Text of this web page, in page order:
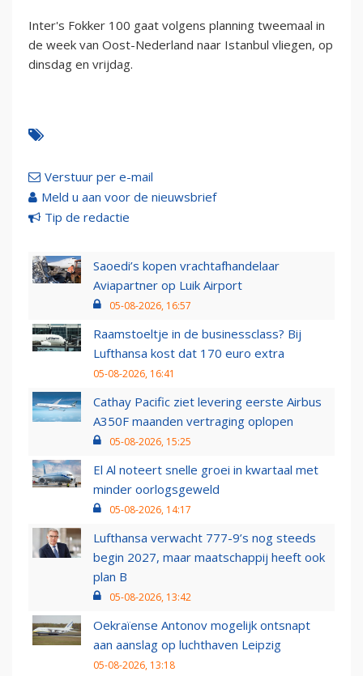
Inter's Fokker 100 gaat volgens planning tweemaal in
de week van Oost-Nederland naar Istanbul vliegen, op
dinsdag en vrijdag.
Verstuur per e-mail
Meld u aan voor de nieuwsbrief
Tip de redactie
Saoedi’s kopen vrachtafhandelaar
Aviapartner op Luik Airport
05-08-2026, 16:57
Raamstoeltje in de businessclass? Bij
Lufthansa kost dat 170 euro extra
05-08-2026, 16:41
Cathay Pacific ziet levering eerste Airbus
A350F maanden vertraging oplopen
05-08-2026, 15:25
El Al noteert snelle groei in kwartaal met
minder oorlogsgeweld
05-08-2026, 14:17
Lufthansa verwacht 777-9’s nog steeds
begin 2027, maar maatschappij heeft ook
plan B
05-08-2026, 13:42
Oekraïense Antonov mogelijk ontsnapt
aan aanslag op luchthaven Leipzig
05-08-2026, 13:18